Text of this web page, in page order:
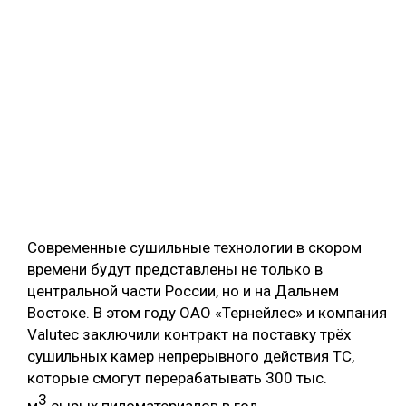
Современные сушильные технологии в скором
времени будут представлены не только в
центральной части России, но и на Дальнем
Востоке. В этом году ОАО «Тернейлес» и компания
Valutec заключили контракт на поставку трёх
сушильных камер непрерывного действия ТС,
которые смогут перерабатывать 300 тыс.
3